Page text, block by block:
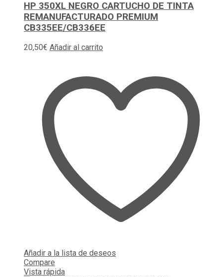
HP 350XL NEGRO CARTUCHO DE TINTA
REMANUFACTURADO PREMIUM
CB335EE/CB336EE
20,50€ Añadir al carrito
Añadir a la lista de deseos
Compare
Vista rápida